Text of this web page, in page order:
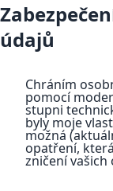
údajů
Chráním
pomocí
stupni
byly moje
možná
opatření,
zničení